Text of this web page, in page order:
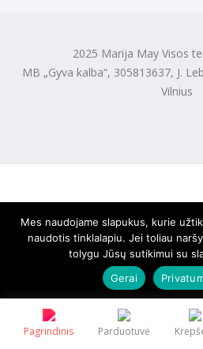
Pagrindinis Parduotuvė
2025 Marija May Visos
MB „Gyva kalba“, 305813637, J.
Vilnius
Mes naudojame slapukus, kurie
naudotis tinklalapiu. Jei toliau
tolygu Jūsų sutikimui su
Gerai